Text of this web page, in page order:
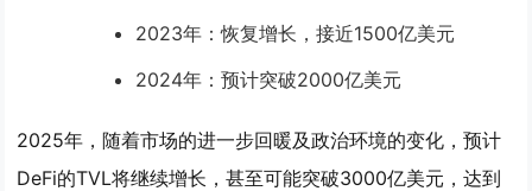
2023年：恢复增长，接近1500亿美元
2024年：预计突破2000亿美元
2025年，随着市场的进一步回暖及政治环境的变化，预计
DeFi的TVL将继续增长，甚至可能突破3000亿美元，达到